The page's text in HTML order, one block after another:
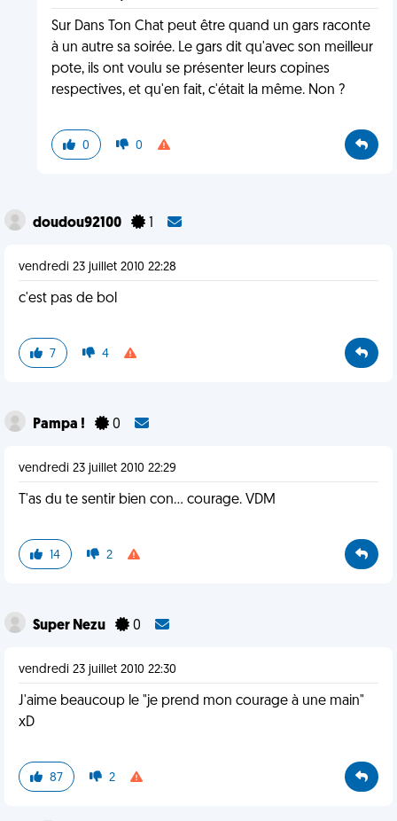
Sur Dans Ton Chat peut être quand un gars raconte
à un autre sa soirée. Le gars dit qu'avec son meilleur
pote, ils ont voulu se présenter leurs copines
respectives, et qu'en fait, c'était la même. Non ?
0 0
doudou92100
vendredi 23 juillet 2010 22:28
c'est pas de bol
7 4
Pampa ! 0
vendredi 23 juillet 2010 22:29
T'as du te sentir bien con... courage. VDM
14 2
Super Nezu 0
vendredi 23 juillet 2010 22:30
J'aime beaucoup le "je prend mon courage à une main"
xD
87 2